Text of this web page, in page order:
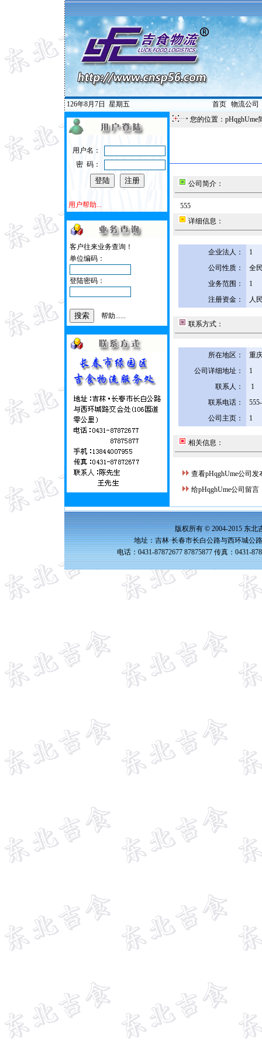
126年8月7日 星期五 首页| 物流公司
用户名：
密 码：
用户帮助...
客户往来业务查询！
单位编码：
登陆密码：
帮助......
您的位置：pHqghUme
公司简介：
555
详细信息：
企业法人：
1
公司性质：
全
业务范围：
1
注册资金：
人
联系方式：
所在地区：
重
公司详细地址：
1
联系人：
1
联系电话：
公司主页：
1
相关信息：
查看pHqghUme公司发
给pHqghUme公司留言
版权所有 © 2004-2015 东北
地址：吉林·长春市长白公路与西环城公
电话：0431-87872677 87875877 传真：0431-